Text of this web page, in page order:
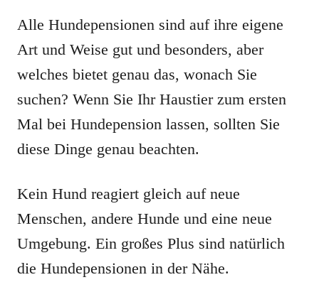
Alle Hundepensionen sind auf ihre eigene
Art und Weise gut und besonders, aber
welches bietet genau das, wonach Sie
suchen? Wenn Sie Ihr Haustier zum ersten
Mal bei Hundepension lassen, sollten Sie
diese Dinge genau beachten.
Kein Hund reagiert gleich auf neue
Menschen, andere Hunde und eine neue
Umgebung. Ein großes Plus sind natürlich
die Hundepensionen in der Nähe.